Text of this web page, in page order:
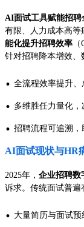
AI面试工具赋能招聘
有限、人力成本高等
能化提升招聘效率
针对招聘降本增效、
· 全流程效率提升
· 多维胜任力量化
· 招聘流程可追溯
AI面试现状与HR
2025年， 企业招聘数
诉求。传统面试普遍
· 大量简历与面试